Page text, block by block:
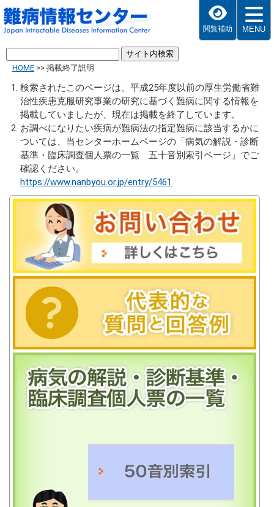
閲覧補助 MENU
HOME >> 掲載終了説明
検索されたこのページは、平成25年度以前の厚生労働省難
治性疾患克服研究事業の研究に基づく難病に関する情報を
掲載していましたが、現在は掲載を終了しています。
お調べになりたい疾病が難病法の指定難病に該当するかに
ついては、当センターホームページの「病気の解説・診断
基準・臨床調査個人票の一覧 五十音別索引ページ」でご
確認ください。
https://www.nanbyou.or.jp/entry/5461